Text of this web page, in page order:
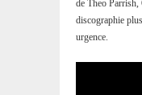
de Theo
discographie
urgence.